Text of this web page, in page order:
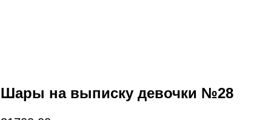
Шары на выписку девочки №28